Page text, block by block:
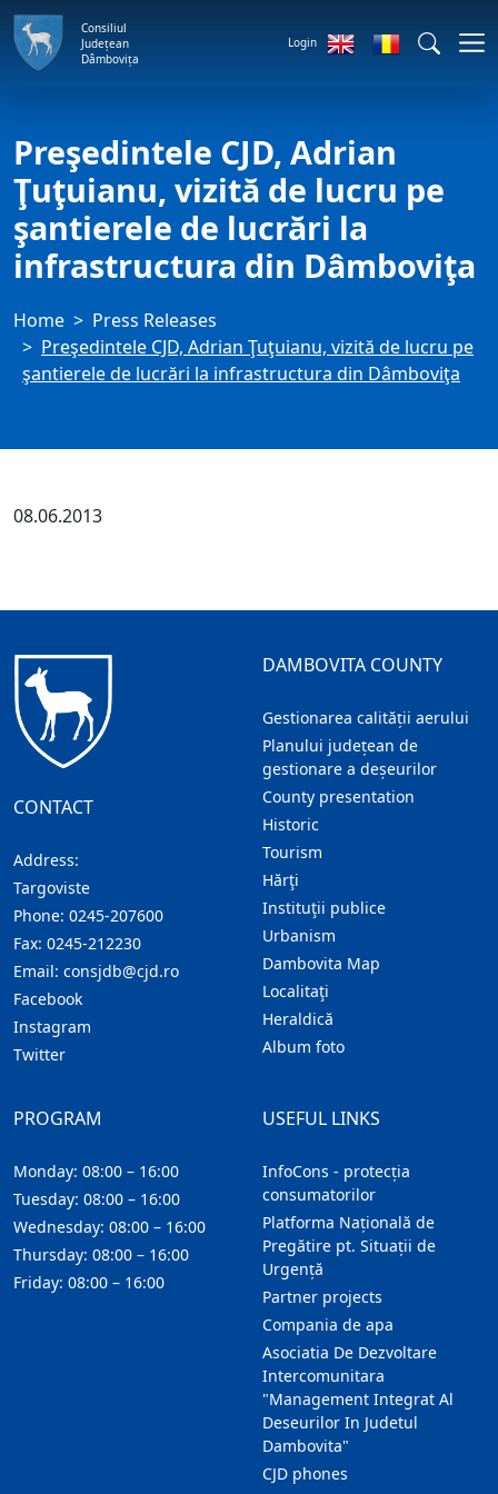
Consiliul
Județean
Dâmbovița
Login
Preşedintele CJD, Adrian
Ţuţuianu, vizită de lucru pe
şantierele de lucrări la
infrastructura din Dâmboviţa
Home
Press Releases
Preşedintele CJD, Adrian Ţuţuianu, vizită de lucru pe
şantierele de lucrări la infrastructura din Dâmboviţa
08.06.2013
CONTACT
Address:
Targoviste
Phone: 0245-207600
Fax: 0245-212230
Email: consjdb@cjd.ro
Facebook
Instagram
Twitter
DAMBOVITA COUNTY
Gestionarea calității aerului
Planului județean de
gestionare a deșeurilor
County presentation
Historic
Tourism
Hărţi
Instituţii publice
Urbanism
Dambovita Map
Localitaţi
Heraldică
Album foto
USEFUL LINKS
InfoCons - protecția
consumatorilor
Platforma Națională de
Pregătire pt. Situații de
Urgență
Partner projects
Compania de apa
Asociatia De Dezvoltare
Intercomunitara
"Management Integrat Al
Deseurilor In Judetul
Dambovita"
CJD phones
PROGRAM
Monday: 08:00 – 16:00
Tuesday: 08:00 – 16:00
Wednesday: 08:00 – 16:00
Thursday: 08:00 – 16:00
Friday: 08:00 – 16:00